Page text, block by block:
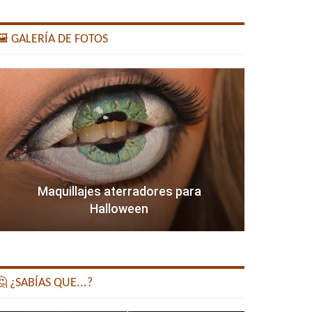
GALERÍA DE FOTOS
Maquillajes aterradores para
Halloween
¿SABÍAS QUE...?